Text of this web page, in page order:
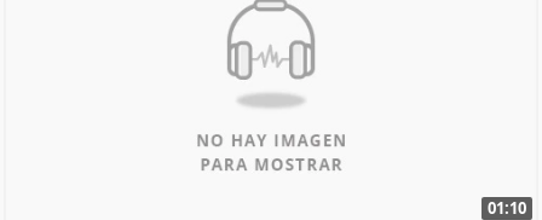
01:10